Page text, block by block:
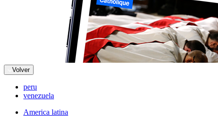
Volver
peru
venezuela
America latina